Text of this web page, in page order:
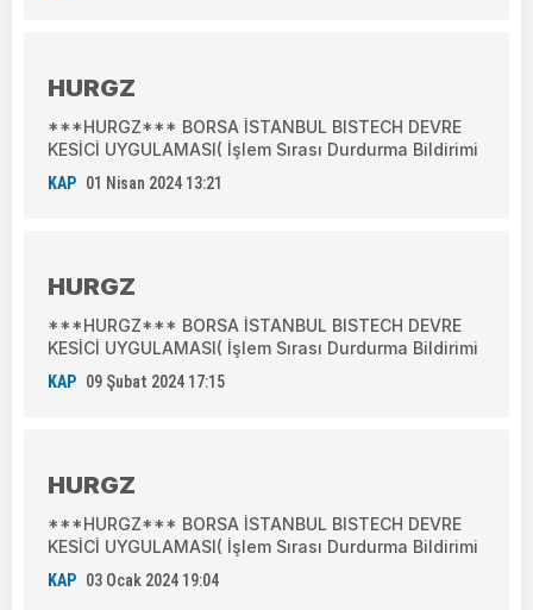
HURGZ
***HURGZ*** BORSA İSTANBUL BISTECH DEVRE
KESİCİ UYGULAMASI( İşlem Sırası Durdurma Bildirimi
KAP 01 Nisan 2024 13:21
HURGZ
***HURGZ*** BORSA İSTANBUL BISTECH DEVRE
KESİCİ UYGULAMASI( İşlem Sırası Durdurma Bildirimi
KAP 09 Şubat 2024 17:15
HURGZ
***HURGZ*** BORSA İSTANBUL BISTECH DEVRE
KESİCİ UYGULAMASI( İşlem Sırası Durdurma Bildirimi
KAP 03 Ocak 2024 19:04